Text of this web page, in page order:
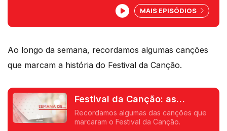
Festival da Canção e de que forma se
cruza a atualidade do país.
MAIS EPISÓDIOS
Ao longo da semana, recordamos algumas canções
que marcam a história do Festival da Canção.
Festival da Canção: as
canções do festival -
recordação I
Recordamos algumas das canções que
marcaram o Festival da Canção.